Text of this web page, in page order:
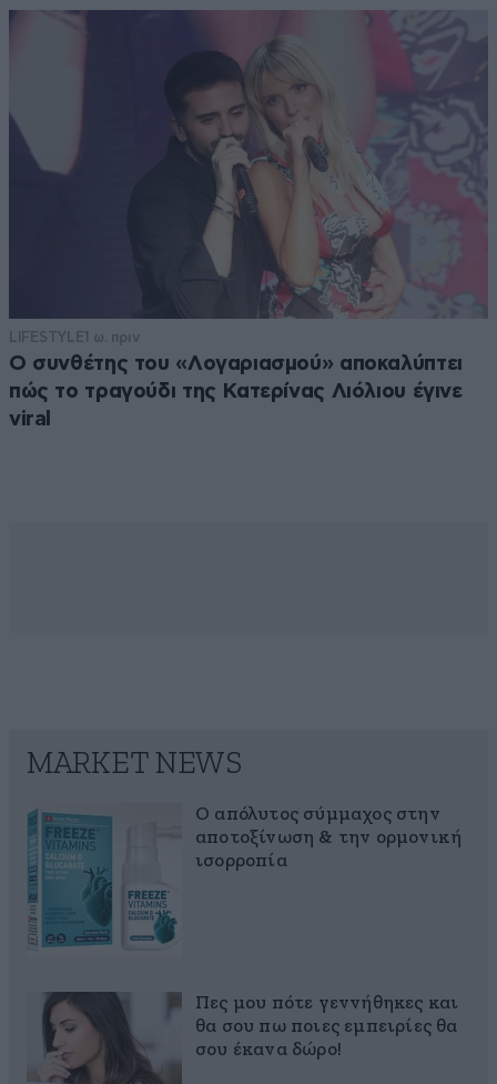
LIFESTYLE1 ω. πριν
Ο συνθέτης του «Λογαριασμού» αποκαλύπτει
πώς το τραγούδι της Κατερίνας Λιόλιου έγινε
viral
MARKET NEWS
Ο απόλυτος σύμμαχος στην
αποτοξίνωση & την ορμονική
ισορροπία
Πες μου πότε γεννήθηκες και
θα σου πω ποιες εμπειρίες θα
σου έκανα δώρο!